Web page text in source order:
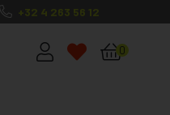
+32 4 263 56 12
ma santé, mes
0